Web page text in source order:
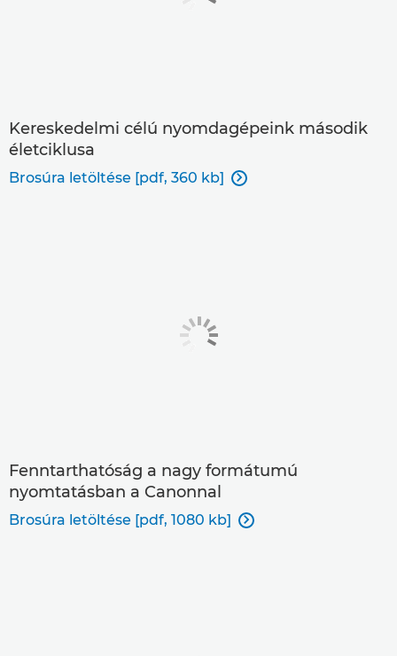
Kereskedelmi célú nyomdagépeink második
életciklusa
Brosúra letöltése [pdf, 360 kb] 
Fenntarthatóság a nagy formátumú
nyomtatásban a Canonnal
Brosúra letöltése [pdf, 1080 kb] 